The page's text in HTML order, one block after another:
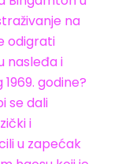
na
odigrati
nasleđa i
godine?
se dali
i
u zapećak